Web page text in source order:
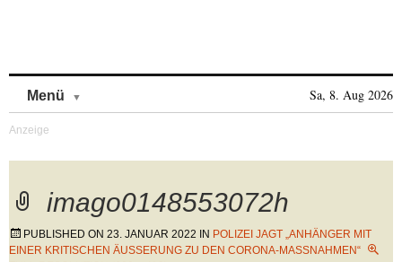
Menü Sa, 8. Aug 2026
imago0148553072h
PUBLISHED ON 23. JANUAR 2022 IN POLIZEI JAGT „ANHÄNGER MIT
EINER KRITISCHEN ÄUSSERUNG ZU DEN CORONA-MASSNAHMEN“